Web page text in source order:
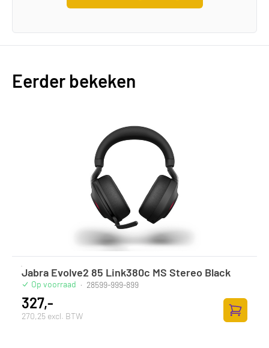
Eerder bekeken
Jabra Evolve2 85 Link380c MS Stereo Black
Op voorraad · 28599-999-899
327,-
270,25 excl. BTW